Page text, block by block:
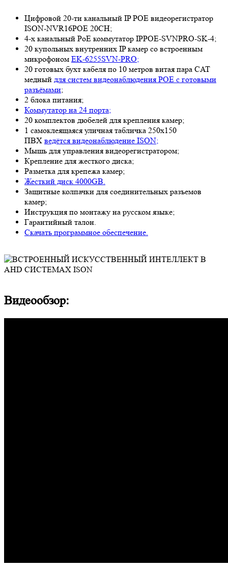
Цифровой 20-ти канальный IP POE видеорегистратор
ISON-NVR16POE 20CH;
4-х канальный PoE коммутатор IPPOE-SVNPRO-SK-4;
20 купольных внутренних IP камер со встроенным
микрофоном EK-6255SVN-PRO;
20 готовых бухт кабеля по 10 метров витая пара CAT
медный для систем видеонаблюдения POE с готовыми
разъёмами;
2 блока питания;
Коммутатор на 24 порта;
20 комплектов дюбелей для крепления камер;
1 самоклеящаяся уличная табличка 250х150
ПВХ ведётся видеонаблюдение ISON;
Мышь для управления видеорегистратором;
Крепление для жесткого диска;
Разметка для крепежа камер;
Жесткий диск 4000GB.
Защитные колпачки для соединительных разъемов
камер;
Инструкция по монтажу на русском языке;
Гарантийный талон.
Скачать программное обеспечение.
Видеообзор: